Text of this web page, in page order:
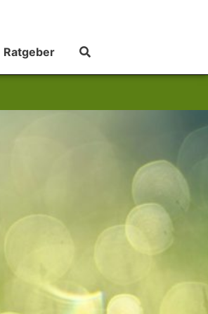
Ratgeber